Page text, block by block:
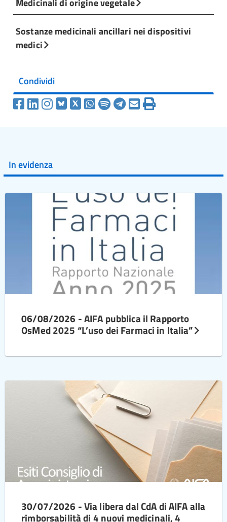
Sostanze medicinali ancillari nei dispositivi
medici
Condividi
In evidenza
06/08/2026 - AIFA pubblica il Rapporto
OsMed 2025 “L’uso dei Farmaci in Italia”
30/07/2026 - Via libera dal CdA di AIFA alla
rimborsabilità di 4 nuovi medicinali, 4